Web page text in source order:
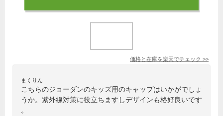
価格と在庫を楽天でチェック >>
まくりん
こちらのジョーダンのキッズ用のキャップはいかがでしょ
うか。紫外線対策に役立ちますしデザインも格好良いです
。